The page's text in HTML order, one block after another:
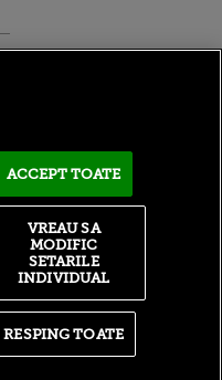
ACCEPT TOATE
RESPING TOATE
VREAU SA
MODIFIC
SETARILE
INDIVIDUAL